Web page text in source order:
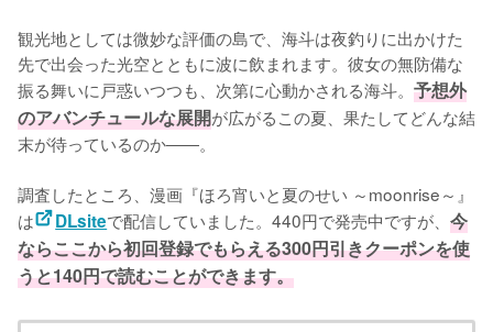
観光地としては微妙な評価の島で、海斗は夜釣りに出かけた
先で出会った光空とともに波に飲まれます。彼女の無防備な
振る舞いに戸惑いつつも、次第に心動かされる海斗。 予想外
のアバンチュールな展開が広がるこの夏、果たしてどんな結
末が待っているのか――。
調査したところ、漫画『ほろ宵いと夏のせい ～moonrise～』
は
DLsiteで配信していました。440円で発売中ですが、今
ならここから初回登録でもらえる300円引きクーポンを使
うと140円で読むことができます。